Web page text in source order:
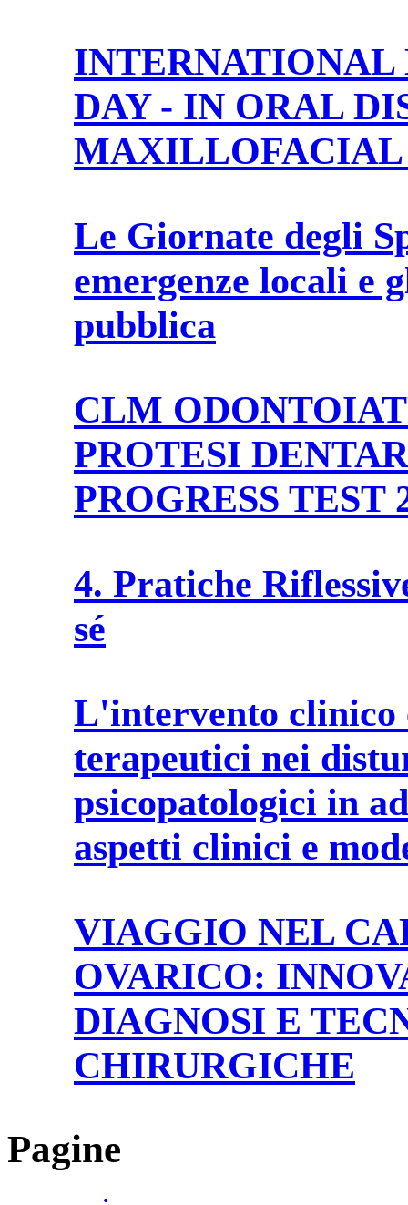
INTERNATIONAL
DAY - IN ORAL
MAXILLOFACIAL
Le Giornate degli
emergenze locali e
pubblica
CLM
PROTESI
PROGRESS TEST
4. Pratiche
sé
L'intervento clinico
terapeutici nei
psicopatologici in
aspetti clinici e
VIAGGIO NEL
OVARICO:
DIAGNOSI E
CHIRURGICHE
Pagine